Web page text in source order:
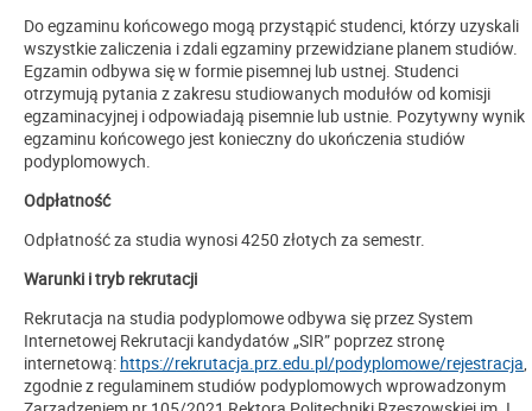
Do egzaminu końcowego mogą przystąpić studenci, którzy uzyskali
wszystkie zaliczenia i zdali egzaminy przewidziane planem studiów.
Egzamin odbywa się w formie pisemnej lub ustnej. Studenci
otrzymują pytania z zakresu studiowanych modułów od komisji
egzaminacyjnej i odpowiadają pisemnie lub ustnie. Pozytywny wynik
egzaminu końcowego jest konieczny do ukończenia studiów
podyplomowych.
Odpłatność
Odpłatność za studia wynosi 4250 złotych za semestr.
Warunki i tryb rekrutacji
Rekrutacja na studia podyplomowe odbywa się przez System
Internetowej Rekrutacji kandydatów „SIR” poprzez stronę
internetową: https://rekrutacja.prz.edu.pl/podyplomowe/rejestracja,
zgodnie z regulaminem studiów podyplomowych wprowadzonym